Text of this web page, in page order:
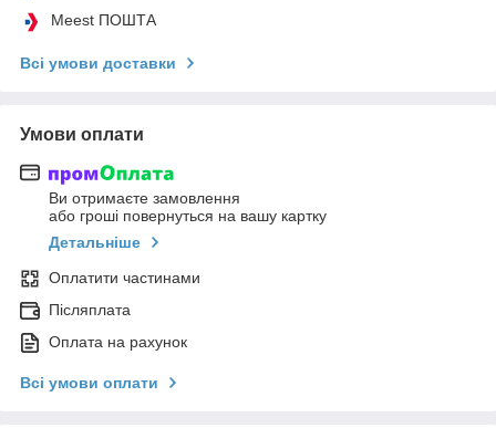
Meest ПОШТА
Всі умови доставки
Умови оплати
Ви отримаєте замовлення
або гроші повернуться на вашу картку
Детальніше
Оплатити частинами
Післяплата
Оплата на рахунок
Всі умови оплати